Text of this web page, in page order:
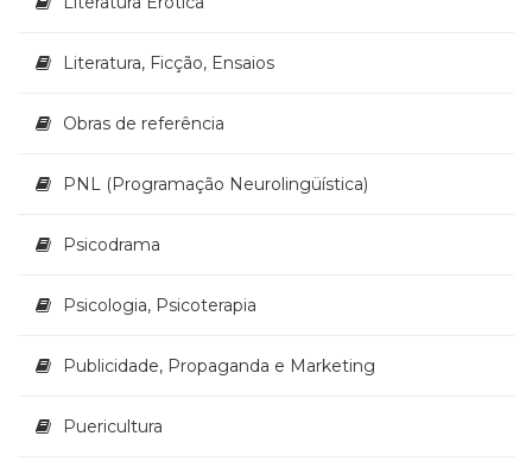
Televisão
Temas
(30)
(21)
e
(65)
Vida
(32)
Literatura, Ficção, Ensaios
Obras de referência
PNL (Programação Neurolingüística)
Psicodrama
Psicologia, Psicoterapia
Publicidade, Propaganda e Marketing
Puericultura